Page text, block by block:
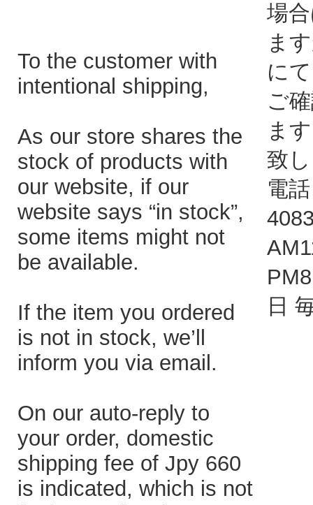
To the customer with
intentional shipping,
As our store shares the
stock of products with
our website, if our
website says “in stock”,
some items might not
be available.
If the item you ordered
is not in stock, we’ll
inform you via email.
On our auto-reply to
your order, domestic
shipping fee of Jpy 660
is indicated, which is not
場
ま
に
ご
ま
致
電
日